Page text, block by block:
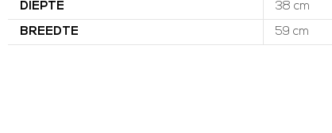
DIEPTE 38 cm
BREEDTE 59 cm